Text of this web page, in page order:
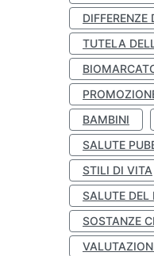
DIFFERENZE
TUTELA
BAMBINI
SALUTE
STILI DI VITA
SALUTE DEL
SOSTANZE